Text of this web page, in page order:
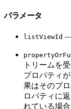
パラメータ
listViewId —
トリームを
プロパティが
果はそのプ
ロパティに
れている場